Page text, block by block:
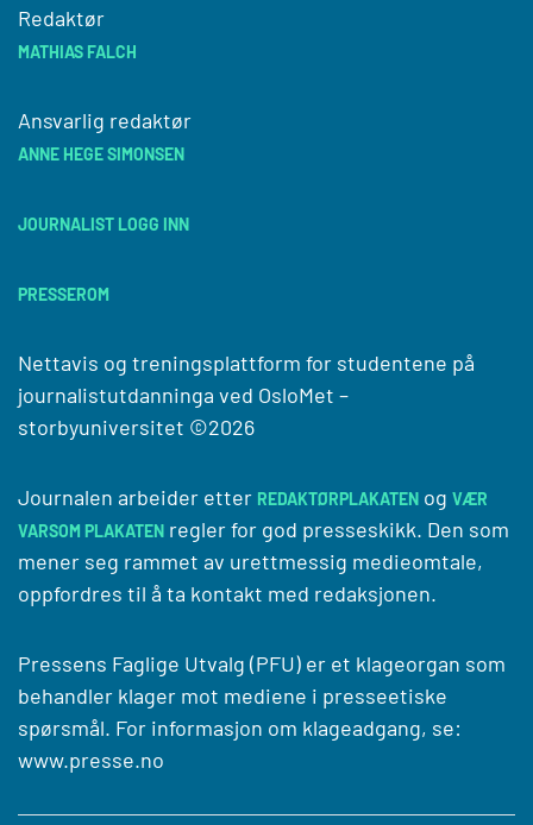
Redaktør
MATHIAS FALCH
Ansvarlig redaktør
ANNE HEGE SIMONSEN
JOURNALIST LOGG INN
PRESSEROM
Nettavis og treningsplattform for studentene på
journalistutdanninga ved OsloMet –
storbyuniversitet ©2026
Journalen arbeider etter REDAKTØRPLAKATEN og VÆR
VARSOM PLAKATEN regler for god presseskikk. Den som
mener seg rammet av urettmessig medieomtale,
oppfordres til å ta kontakt med redaksjonen.
Pressens Faglige Utvalg (PFU) er et klageorgan som
behandler klager mot mediene i presseetiske
spørsmål. For informasjon om klageadgang, se:
www.presse.no